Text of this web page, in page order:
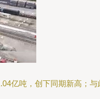
亿吨，创下同期新高；